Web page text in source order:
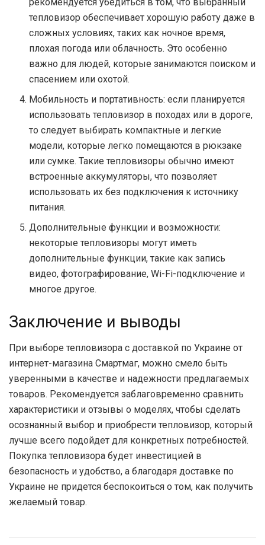
тепловизор обеспечивает хорошую работу даже в
сложных условиях, таких как ночное время,
плохая погода или облачность. Это особенно
важно для людей, которые занимаются поиском и
спасением или охотой.
Мобильность и портативность: если планируется
использовать тепловизор в походах или в дороге,
то следует выбирать компактные и легкие
модели, которые легко помещаются в рюкзаке
или сумке. Такие тепловизоры обычно имеют
встроенные аккумуляторы, что позволяет
использовать их без подключения к источнику
питания.
Дополнительные функции и возможности:
некоторые тепловизоры могут иметь
дополнительные функции, такие как запись
видео, фотографирование, Wi-Fi-подключение и
многое другое.
Заключение и выводы
При выборе тепловизора с доставкой по Украине от
интернет-магазина Смартмаг, можно смело быть
уверенными в качестве и надежности предлагаемых
товаров. Рекомендуется заблаговременно сравнить
характеристики и отзывы о моделях, чтобы сделать
осознанный выбор и приобрести тепловизор, который
лучше всего подойдет для конкретных потребностей.
Покупка тепловизора будет инвестицией в
безопасность и удобство, а благодаря доставке по
Украине не придется беспокоиться о том, как получить
желаемый товар.